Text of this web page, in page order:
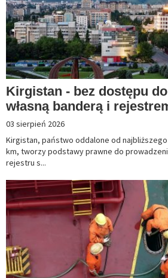
Kirgistan - bez dostępu
własną banderą i
03 sierpień 2026
Kirgistan, państwo oddalone od
km, tworzy podstawy prawne do
rejestru s...